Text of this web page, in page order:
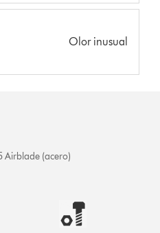
Olor inusual
Airblade (acero)